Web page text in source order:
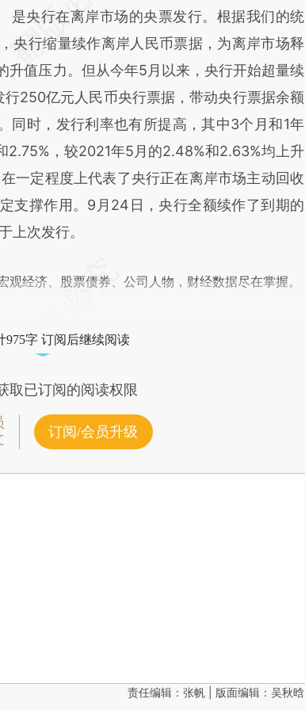
是央行在离岸市场的央票发行。根据我们的统
央行缩量续作离岸人民币票据，为离岸市场释
升值压力。但从今年5月以来，央行开始超量续
250亿元人民币央行票据，带动央行票据余额
同时，发行利率也有所提高，其中3个月和1年
2.75%，较2021年5月的2.48%和2.63%均上升
一定程度上代表了央行正在离岸市场主动回收
支撑作用。9月24日，央行全额续作了到期的
上次发行。
观经济、股票债券、公司人物，财经数据尽在掌握。
975字 订阅后继续阅读
取已订阅的阅读权限
订阅/会员升级
责任编辑：张帆 | 版面编辑：吴秋晗